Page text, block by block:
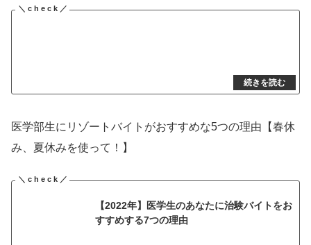
医学部生にリゾートバイトがおすすめな5つの理由【春休
み、夏休みを使って！】
【2022年】医学生のあなたに治験バイトをお
すすめする7つの理由